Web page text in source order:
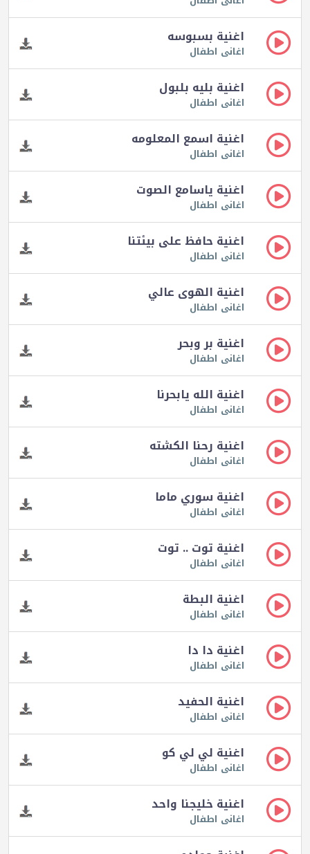
اغنية بسبوسه
اغانى اطفال
اغنية بليه بلبول
اغانى اطفال
اغنية اسمع المعلومه
اغانى اطفال
اغنية ياسامع الصوت
اغانى اطفال
اغنية حافظ على بيئتنا
اغانى اطفال
اغنية الهوى عالي
اغانى اطفال
اغنية بر وبحر
اغانى اطفال
اغنية الله يابحرنا
اغانى اطفال
اغنية رحنا الكشته
اغانى اطفال
اغنية سوري ماما
اغانى اطفال
اغنية توت .. توت
اغانى اطفال
اغنية البطة
اغانى اطفال
اغنية دا دا
اغانى اطفال
اغنية الحفيد
اغانى اطفال
اغنية لي لي كو
اغانى اطفال
اغنية خليجنا واحد
اغانى اطفال